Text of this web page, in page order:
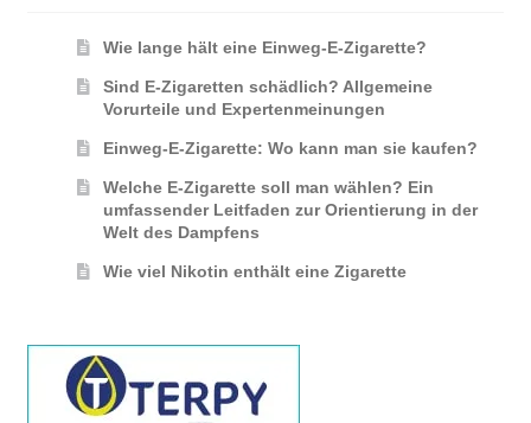
Wie lange hält eine Einweg-E-Zigarette?
Sind E-Zigaretten schädlich? Allgemeine
Vorurteile und Expertenmeinungen
Einweg-E-Zigarette: Wo kann man sie kaufen?
Welche E-Zigarette soll man wählen? Ein
umfassender Leitfaden zur Orientierung in der
Welt des Dampfens
Wie viel Nikotin enthält eine Zigarette